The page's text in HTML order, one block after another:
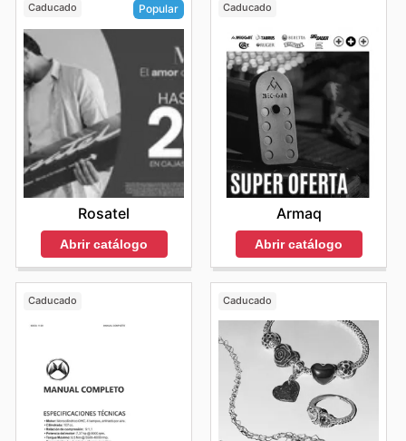
Caducado Popular
Rosatel
Abrir catálogo
Caducado
Armaq
Abrir catálogo
Caducado Caducado